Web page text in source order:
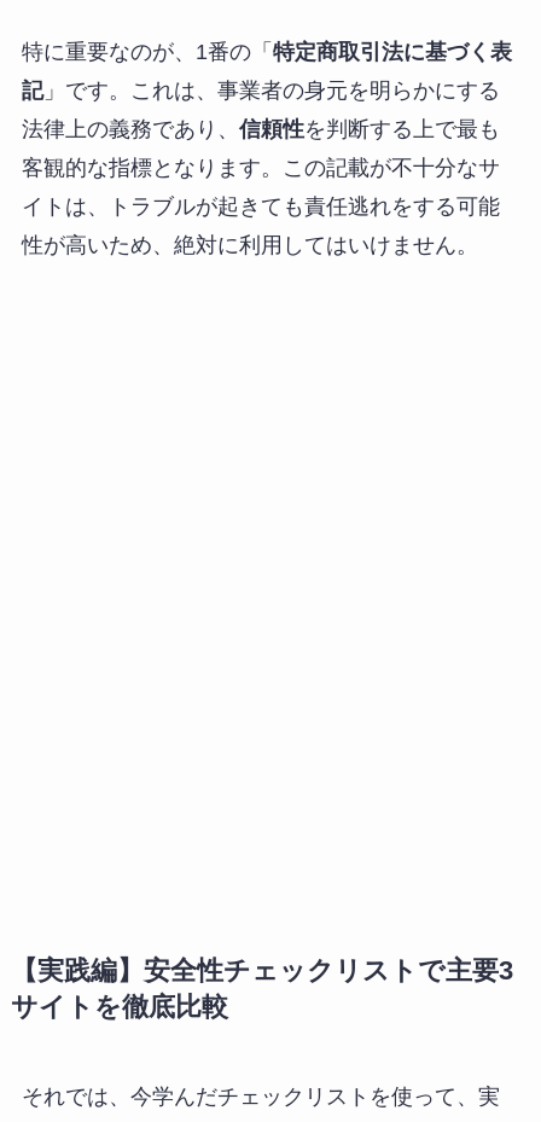
特に重要なのが、1番の「 特定商取引法に基づく表
記」です。これは、事業者の身元を明らかにする
法律上の義務であり、 信頼性を判断する上で最も
客観的な指標となります。この記載が不十分なサ
イトは、トラブルが起きても責任逃れをする可能
性が高いため、絶対に利用してはいけません。
【実践編】安全性チェックリストで主要3
サイトを徹底比較
それでは、今学んだチェックリストを使って、実